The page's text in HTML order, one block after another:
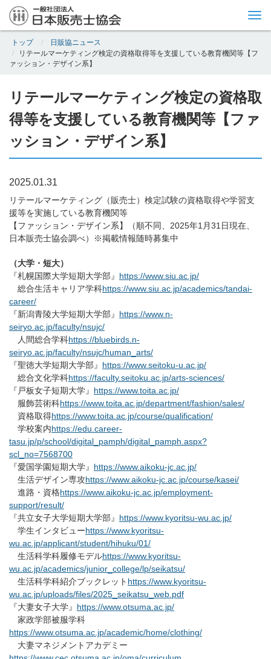
トップ
日販協ニュース
リテールマーケティング検定の資格取得等を支援している教育機関等【フ
ァッション・デザイン系】
リテールマーケティング検定の資格取
得等を支援している教育機関等【ファ
ッション・デザイン系】
2025.01.31
リテールマーケティング（販売士）検定試験の資格取得や学習支
援等を実施している教育機関等
【ファッション・デザイン系】（順不同、2025年1月31日現在、
日本販売士協会調べ）※掲載情報随時募集中
（大学・短大）
『札幌国際大学短期大学部』 https://www.siu.ac.jp/
総合生活キャリア学科https://www.siu.ac.jp/academics/tandai-
career/
『新潟青陵大学短期大学部』 https://www.n-
seiryo.ac.jp/faculty/nsujc/
人間総合学科https://bluebirds.n-
seiryo.ac.jp/faculty/nsujc/human_arts/
『聖徳大学短期大学部』 https://www.seitoku-u.ac.jp/
総合文化学科https://faculty.seitoku.ac.jp/arts-sciences/
『戸板女子短期大学』 https://www.toita.ac.jp/
服飾芸術科https://www.toita.ac.jp/department/fashion/sales/
資格取得https://www.toita.ac.jp/course/qualification/
学校案内https://edu.career-
tasu.jp/p/school/digital_pamph/digital_pamph.aspx?
scl_no=7568700
『愛国学園短期大学』 https://www.aikoku-jc.ac.jp/
生活デザイン専攻https://www.aikoku-jc.ac.jp/course/kasei/
進路・資格https://www.aikoku-jc.ac.jp/employment-
support/result/
『共立女子大学短期大学部』 https://www.kyoritsu-wu.ac.jp/
学生インタビューhttps://www.kyoritsu-
wu.ac.jp/applicant/student/hihuku/01/
生活科学科履修モデルhttps://www.kyoritsu-
wu.ac.jp/academics/junior_college/lp/seikatsu/
生活科学科紹介ブックレット https://www.kyoritsu-
wu.ac.jp/uploads/files/2025_seikatsu_web.pdf
『大妻女子大学』 https://www.otsuma.ac.jp/
家政学部被服学科
https://www.otsuma.ac.jp/academic/home/clothing/
大妻マネジメントアカデミー